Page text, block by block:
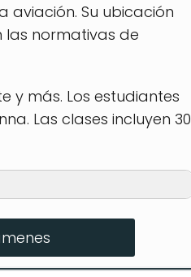
aviación. Su ubicación
las normativas de
y más. Los estudiantes
Las clases incluyen 30